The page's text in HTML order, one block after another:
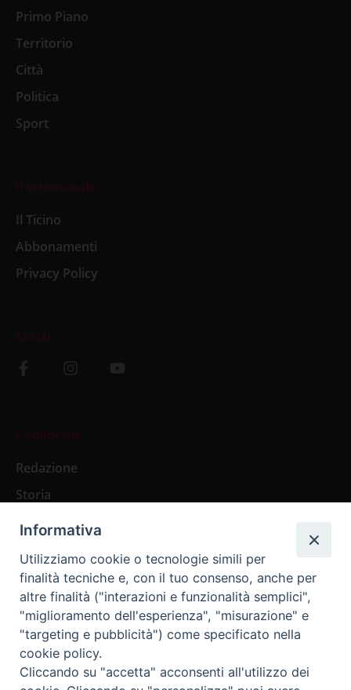
Primo Piano
Territorio
Città
Politica
Sport
Il settimanale
Il Ticino
Abbonamenti
Privacy Policy
Social
L’editoriale
Redazione
Storia
Abbonamenti
Abbonamento Annuale Digitale
Abbonamento Annuale Cartaceo
Abbonamento Singola Copia Digitale
Informativa
Utilizziamo cookie o tecnologie simili per
finalità tecniche e, con il tuo consenso, anche per
altre finalità ("interazioni e funzionalità semplici",
"miglioramento dell'esperienza", "misurazione" e
"targeting e pubblicità") come specificato nella
cookie policy.
Cliccando su "accetta" acconsenti all'utilizzo dei